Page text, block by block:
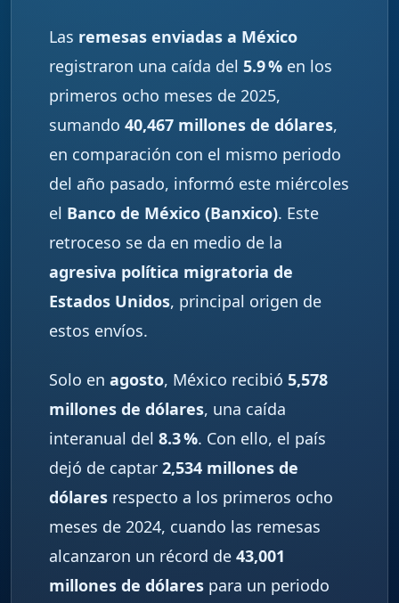
Las remesas enviadas a México
registraron una caída del 5.9 % en los
primeros ocho meses de 2025,
sumando 40,467 millones de dólares,
en comparación con el mismo periodo
del año pasado, informó este miércoles
el Banco de México (Banxico). Este
retroceso se da en medio de la
agresiva política migratoria de
Estados Unidos, principal origen de
estos envíos.
Solo en agosto, México recibió 5,578
millones de dólares, una caída
interanual del 8.3 %. Con ello, el país
dejó de captar 2,534 millones de
dólares respecto a los primeros ocho
meses de 2024, cuando las remesas
alcanzaron un récord de 43,001
millones de dólares para un periodo